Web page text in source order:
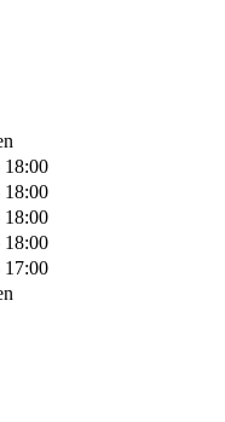
18:00
18:00
18:00
18:00
17:00